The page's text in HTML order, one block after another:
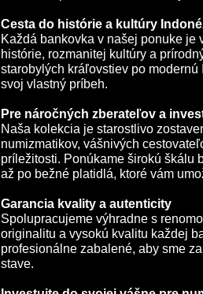
Cesta do histórie a kultúry
Každá bankovka v našej ponuke
histórie, rozmanitej kultúry a
starobylých kráľovstiev po
svoj vlastný príbeh.
Pre náročných zberateľov a
Naša kolekcia je starostlivo
numizmatikov, vášnivých
príležitosti. Ponúkame širokú škálu
až po bežné platidlá, ktoré vám
Garancia kvality a autenticity
Spolupracujeme výhradne s
originalitu a vysokú kvalitu každej
profesionálne zabalené, aby sme
stave.